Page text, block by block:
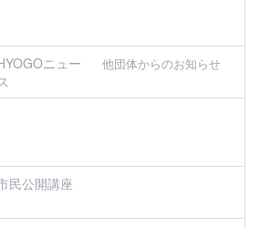
ニュー
他団体からのお知らせ
民公開講座